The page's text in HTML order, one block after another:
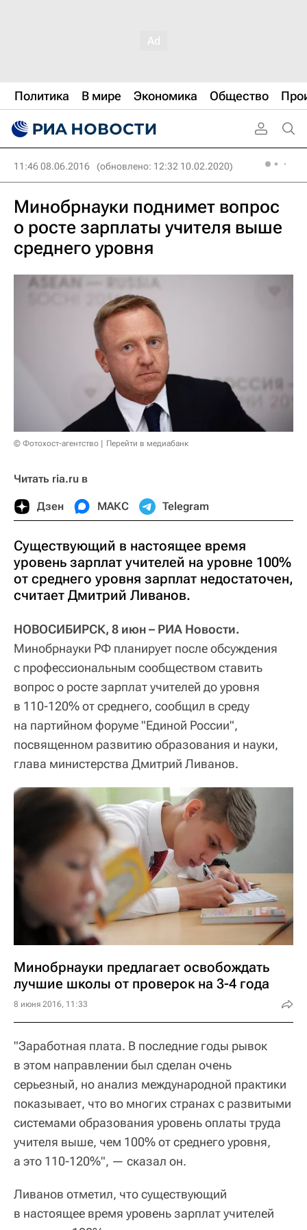
Политика В мире Экономика Общество
11:46 08.06.2016 (обновлено: 12:32 10.02.2020)
Минобрнауки поднимет вопрос
о росте зарплаты учителя выше
среднего уровня
© Фотохост-агентство Перейти в медиабанк
Читать ria.ru в
Дзен МАКС Telegram
Существующий в настоящее время
уровень зарплат учителей на уровне 100%
от среднего уровня зарплат недостаточен,
считает Дмитрий Ливанов.
НОВОСИБИРСК, 8 июн – РИА Новости.
Минобрнауки РФ планирует после обсуждения
с профессиональным сообществом ставить
вопрос о росте зарплат учителей до уровня
в 110-120% от среднего, сообщил в среду
на партийном форуме "Единой России",
посвященном развитию образования и науки,
глава министерства Дмитрий Ливанов.
Минобрнауки предлагает освобождать
лучшие школы от проверок на 3-4 года
8 июня 2016, 11:33
"Заработная плата. В последние годы рывок
в этом направлении был сделан очень
серьезный, но анализ международной практики
показывает, что во многих странах с развитыми
системами образования уровень оплаты труда
учителя выше, чем 100% от среднего уровня,
а это 110-120%", — сказал он.
Ливанов отметил, что существующий
в настоящее время уровень зарплат учителей